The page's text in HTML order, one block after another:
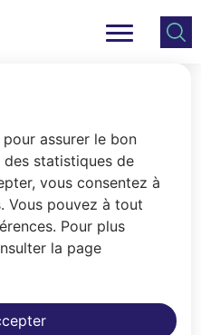
assurer le bon
statistiques de
vous consentez à
Vous pouvez à tout
Pour plus
la page
Consulter
le plan
Menu principal
2022, le
de
en vigueur
locales
par